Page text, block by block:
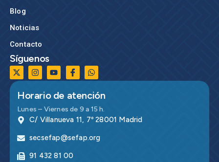
Blog
Noticias
Contacto
Síguenos
Horario de atención
Lunes – Viernes de 9 a 15 h.
C/ Villanueva 11, 7º 28001 Madrid
secsefap@sefap.org
91 432 81 00